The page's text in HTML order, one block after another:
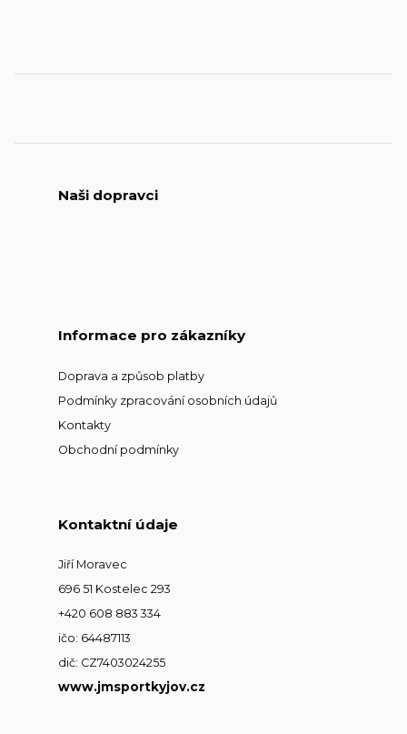
Naši dopravci
Informace pro zákazníky
Doprava a způsob platby
Podmínky zpracování osobních údajů
Kontakty
Obchodní podmínky
Kontaktní údaje
Jiří Moravec
696 51 Kostelec 293
+420 608 883 334
ičo: 64487113
dič: CZ7403024255
www.jmsportkyjov.cz